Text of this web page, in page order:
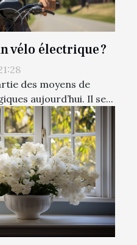
vélo électrique ?
des moyens de
aujourd’hui. Il se...